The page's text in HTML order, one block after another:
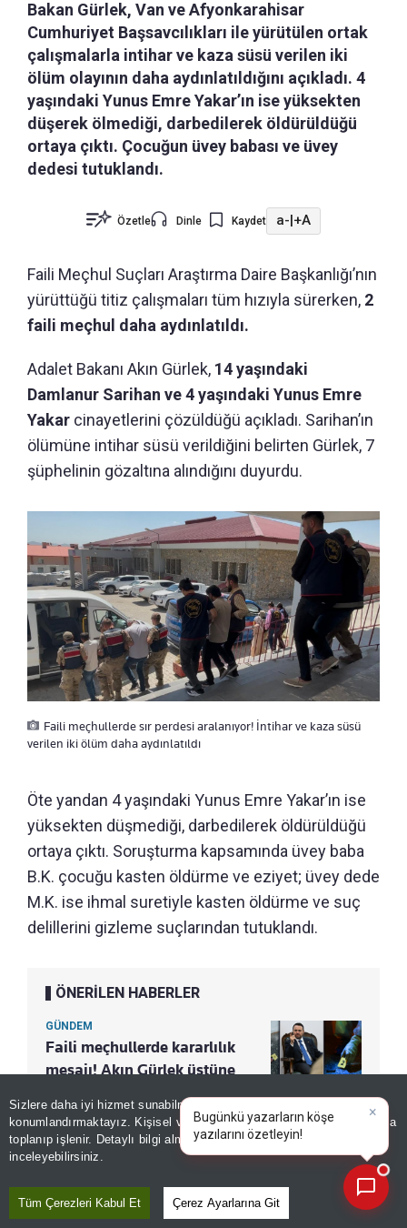
Sizlere daha iyi hizmet sunabilmek adına sitemizde
konumlandırmaktayız. Kişisel verileriniz, KVKK ve GDPR kapsamında
toplanıp işlenir. Detaylı bilgi almak içinAydınlatma Metnimizi
inceleyebilirsiniz.
Tüm Çerezleri Kabul Et Çerez Ayarlarına Git
Bakan Gürlek, Van ve Afyonkarahisar
Cumhuriyet Başsavcılıkları ile yürütülen ortak
çalışmalarla intihar ve kaza süsü verilen iki
ölüm olayının daha aydınlatıldığını açıkladı. 4
yaşındaki Yunus Emre Yakar’ın ise yüksekten
düşerek ölmediği, darbedilerek öldürüldüğü
ortaya çıktı. Çocuğun üvey babası ve üvey
dedesi tutuklandı.
Özetle Dinle Kaydet a-|+A
Faili Meçhul Suçları Araştırma Daire Başkanlığı’nın
yürüttüğü titiz çalışmaları tüm hızıyla sürerken, 2
faili meçhul daha aydınlatıldı.
Adalet Bakanı Akın Gürlek, 14 yaşındaki
Damlanur Sarihan ve 4 yaşındaki Yunus Emre
Yakar cinayetlerini çözüldüğü açıkladı. Sarihan’ın
ölümüne intihar süsü verildiğini belirten Gürlek, 7
şüphelinin gözaltına alındığını duyurdu.
Faili meçhullerde sır perdesi aralanıyor! İntihar ve kaza süsü
verilen iki ölüm daha aydınlatıldı
Öte yandan 4 yaşındaki Yunus Emre Yakar’ın ise
yüksekten düşmediği, darbedilerek öldürüldüğü
ortaya çıktı. Soruşturma kapsamında üvey baba
B.K. çocuğu kasten öldürme ve eziyet; üvey dede
M.K. ise ihmal suretiyle kasten öldürme ve suç
delillerini gizleme suçlarından tutuklandı.
ÖNERİLEN HABERLER
GÜNDEM
Faili meçhullerde kararlılık
mesajı! Akın Gürlek üstüne
basa basa söyledi: ‘Hiçbir
cinayet unutulmayacak’
“Adaletin gecikmemesi kadar gerçeğin
karanlıkta kalmaması da bizim için
×
Bugünkü yazarların köşe
yazıların|